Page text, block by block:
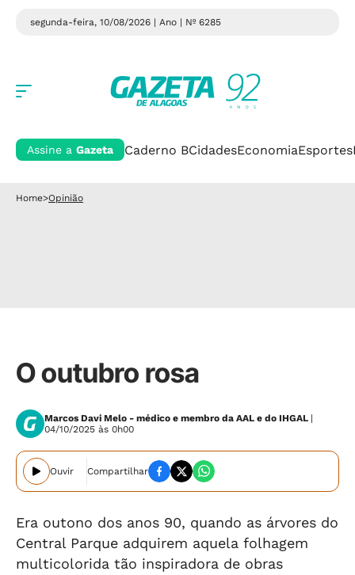
segunda-feira, 10/08/2026 | Ano | Nº 6285
Assine a Gazeta Caderno BCidadesEconomiaEsportes
Home>Opinião
O outubro rosa
Marcos Davi Melo - médico e membro da AAL e do IHGAL |
04/10/2025 às 0h00
Ouvir Compartilhar
Era outono dos anos 90, quando as árvores do
Central Parque adquirem aquela folhagem
multicolorida tão inspiradora de obras